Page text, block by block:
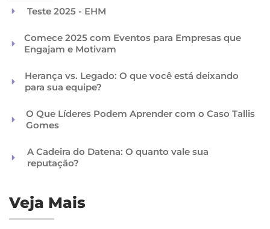
Teste 2025 - EHM
Comece 2025 com Eventos para Empresas que
Engajam e Motivam
Herança vs. Legado: O que você está deixando
para sua equipe?
O Que Líderes Podem Aprender com o Caso Tallis
Gomes
A Cadeira do Datena: O quanto vale sua
reputação?
Veja Mais